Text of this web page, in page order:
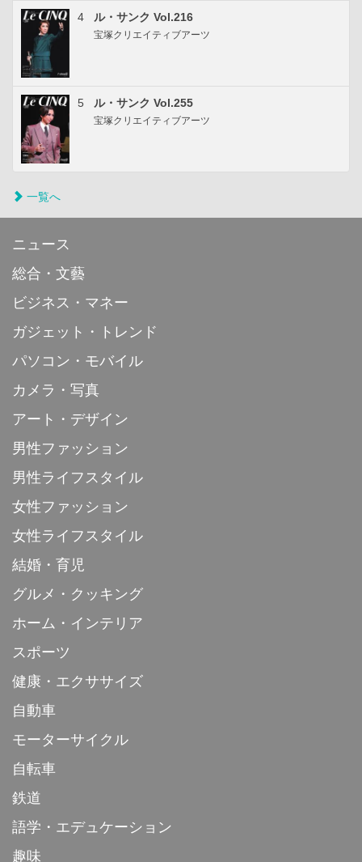
4 ル・サンク Vol.216
宝塚クリエイティブアーツ
5 ル・サンク Vol.255
宝塚クリエイティブアーツ
一覧へ
ニュース
総合・文藝
ビジネス・マネー
ガジェット・トレンド
パソコン・モバイル
カメラ・写真
アート・デザイン
男性ファッション
男性ライフスタイル
女性ファッション
女性ライフスタイル
結婚・育児
グルメ・クッキング
ホーム・インテリア
スポーツ
健康・エクササイズ
自動車
モーターサイクル
自転車
鉄道
語学・エデュケーション
趣味